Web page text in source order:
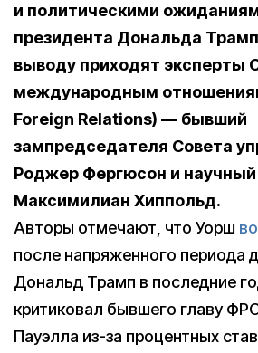
и политическими
президента Дональда
выводу приходят эксперты
международным
Foreign Relations) — бывший
зампредседателя Совета
Роджер Фергюсон и научный
Максимилиан Хиппольд.
Авторы отмечают, что Уорш
после напряженного периода
Дональд Трамп в последние
критиковал бывшего главу
Пауэлла из-за процентных